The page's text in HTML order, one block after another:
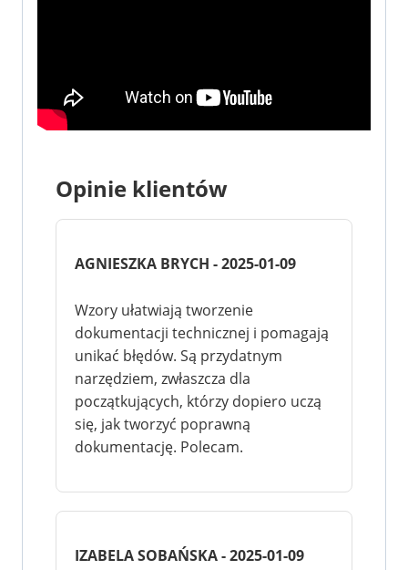
Opinie klientów
AGNIESZKA BRYCH - 2025-01-09
Wzory ułatwiają tworzenie
dokumentacji technicznej i pomagają
unikać błędów. Są przydatnym
narzędziem, zwłaszcza dla
początkujących, którzy dopiero uczą
się, jak tworzyć poprawną
dokumentację. Polecam.
IZABELA SOBAŃSKA - 2025-01-09